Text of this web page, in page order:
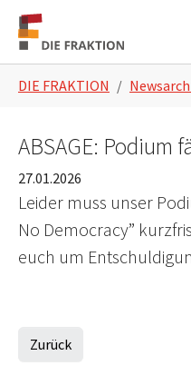
Zum Hauptinhalt springen
Skip to page footer
DIE FRAKTION
ABSAGE: Podium
27.01.2026
Leider muss unser
No Democracy”
euch um
Zurück